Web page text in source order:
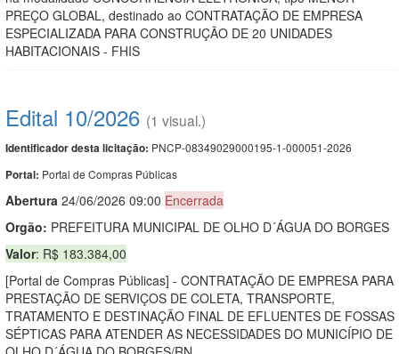
PREÇO GLOBAL, destinado ao CONTRATAÇÃO DE EMPRESA
ESPECIALIZADA PARA CONSTRUÇÃO DE 20 UNIDADES
HABITACIONAIS - FHIS
Edital 10/2026 (1 visual.)
Identificador desta licitação: PNCP-08349029000195-1-000051-2026
Portal: Portal de Compras Públicas
Abertura 24/06/2026 09:00 Encerrada
Orgão: PREFEITURA MUNICIPAL DE OLHO D´ÁGUA DO BORGES
Valor: R$ 183.384,00
[Portal de Compras Públicas] - CONTRATAÇÃO DE EMPRESA PARA
PRESTAÇÃO DE SERVIÇOS DE COLETA, TRANSPORTE,
TRATAMENTO E DESTINAÇÃO FINAL DE EFLUENTES DE FOSSAS
SÉPTICAS PARA ATENDER AS NECESSIDADES DO MUNICÍPIO DE